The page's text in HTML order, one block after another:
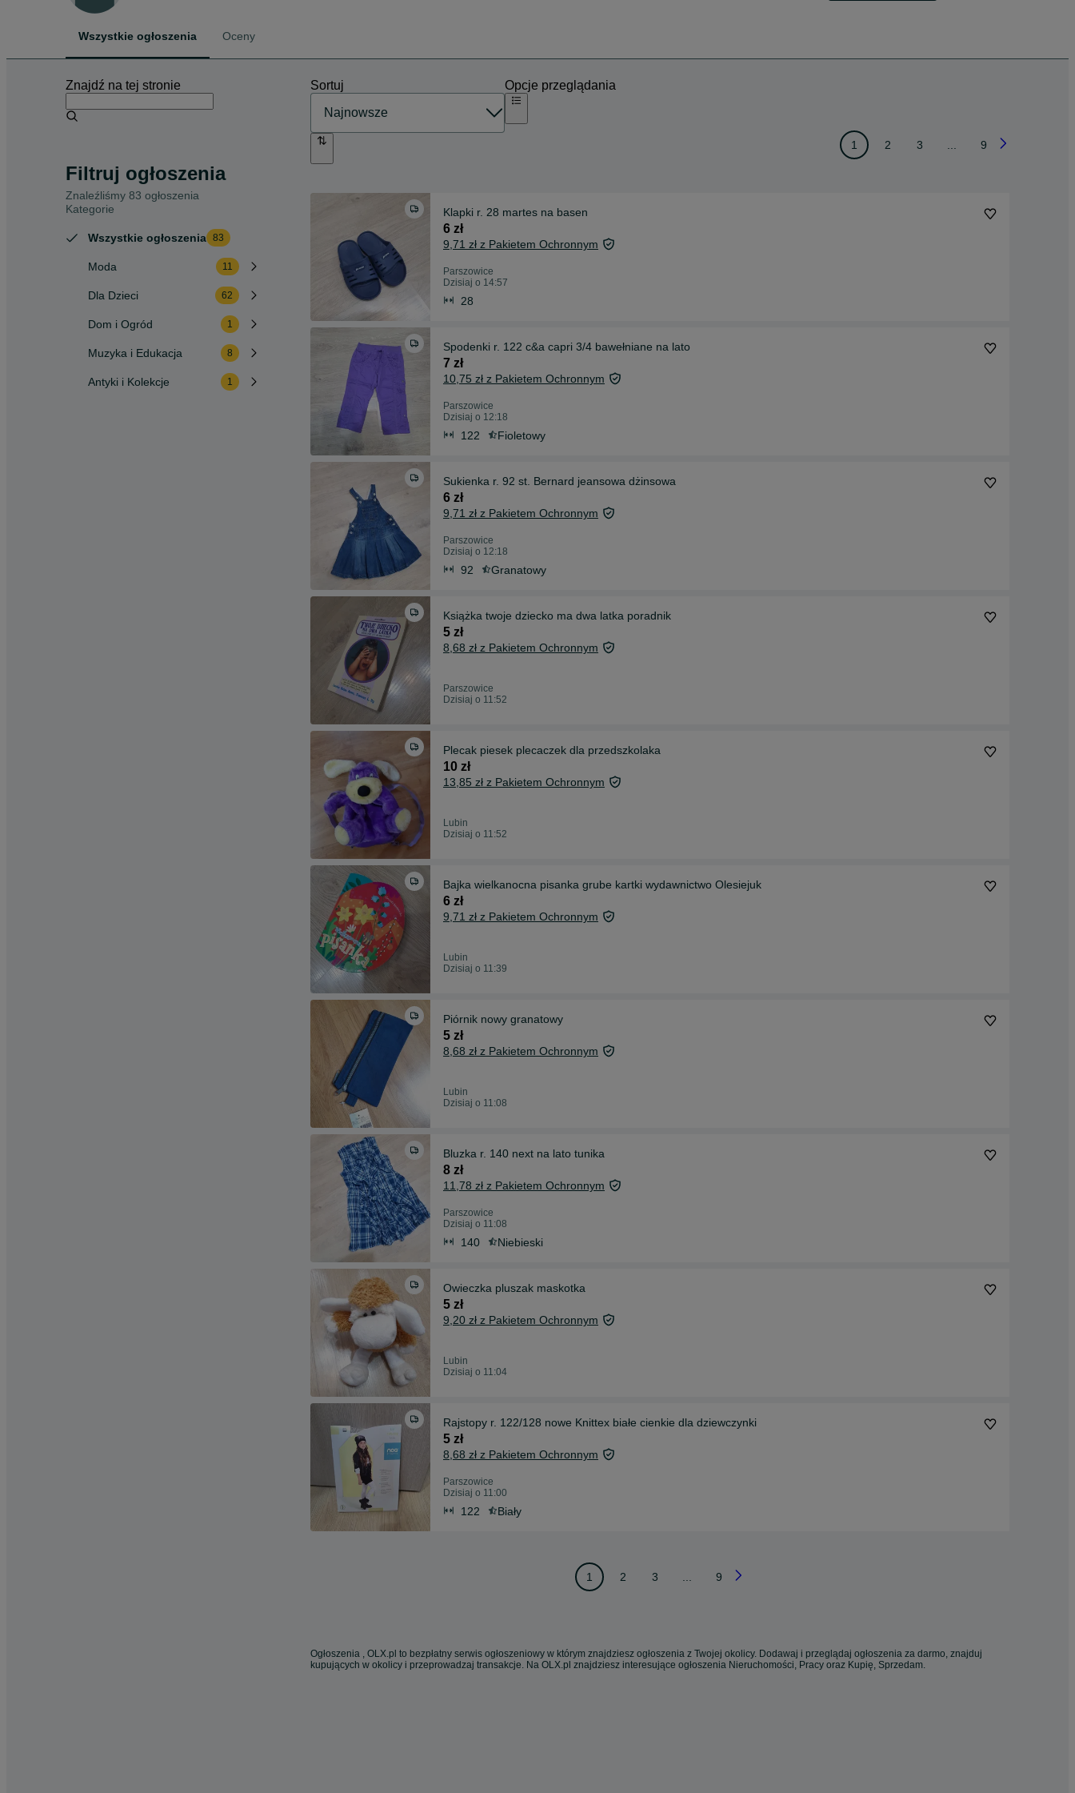
Wszystkie ogłoszenia Oceny
Znajdź na tej stronie
Filtruj ogłoszenia
Znaleźliśmy 83 ogłoszenia
Kategorie
Wszystkie ogłoszenia 83
Moda 11
Dla Dzieci 62
Dom i Ogród 1
Muzyka i Edukacja 8
Antyki i Kolekcje 1
Sortuj Opcje przeglądania
1 2 3 9
Klapki r. 28 martes na basen
6 zł
9,71 zł z Pakietem Ochronnym
Parszowice
Dzisiaj o 14:57
28
Spodenki r. 122 c&a capri 3/4 bawełniane na lato
7 zł
10,75 zł z Pakietem Ochronnym
Parszowice
Dzisiaj o 12:18
122 Fioletowy
Sukienka r. 92 st. Bernard jeansowa dżinsowa
6 zł
9,71 zł z Pakietem Ochronnym
Parszowice
Dzisiaj o 12:18
92 Granatowy
Książka twoje dziecko ma dwa latka poradnik
5 zł
8,68 zł z Pakietem Ochronnym
Parszowice
Dzisiaj o 11:52
Plecak piesek plecaczek dla przedszkolaka
10 zł
13,85 zł z Pakietem Ochronnym
Lubin
Dzisiaj o 11:52
Bajka wielkanocna pisanka grube kartki wydawnictwo Olesiejuk
6 zł
9,71 zł z Pakietem Ochronnym
Lubin
Dzisiaj o 11:39
Piórnik nowy granatowy
5 zł
8,68 zł z Pakietem Ochronnym
Lubin
Dzisiaj o 11:08
Bluzka r. 140 next na lato tunika
8 zł
11,78 zł z Pakietem Ochronnym
Parszowice
Dzisiaj o 11:08
140 Niebieski
Owieczka pluszak maskotka
5 zł
9,20 zł z Pakietem Ochronnym
Lubin
Dzisiaj o 11:04
Rajstopy r. 122/128 nowe Knittex białe cienkie dla dziewczynki
5 zł
8,68 zł z Pakietem Ochronnym
Parszowice
Dzisiaj o 11:00
122 Biały
1 2 3 9
Ogłoszenia , OLX.pl to bezpłatny serwis ogłoszeniowy w którym znajdziesz ogłoszenia z Twojej okolicy. Dodawaj i przeglądaj ogłoszenia za darmo, znajduj
kupujących w okolicy i przeprowadzaj transakcje. Na OLX.pl znajdziesz interesujące ogłoszenia Nieruchomości, Pracy oraz Kupię, Sprzedam.